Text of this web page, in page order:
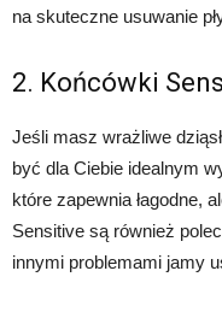
na skuteczne usuwanie
2. Końcówki
Jeśli masz wrażliwe
być dla Ciebie idealnym
które zapewnia łagodne,
Sensitive są również
innymi problemami jamy